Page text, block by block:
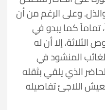
وعلى الرغم من أن
تماماً كما يبدو في
إلا أن له
المنشود في
الذي يلقي بثقله
اللاجئ تفاصيله